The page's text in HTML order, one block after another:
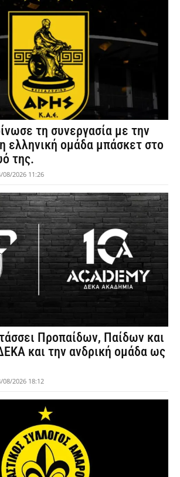
τη συνεργασία με την
ελληνική ομάδα μπάσκετ στο
της.
08/2026 11:26
Προπαίδων, Παίδων και
και την ανδρική ομάδα ως
08/2026 18:12